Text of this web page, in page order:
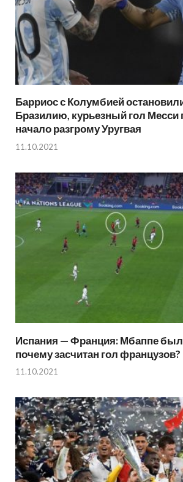
Барриос с Колумбией
Бразилию, курьезный гол Месси
начало разгрому Уругвая
11.10.2021
Испания — Франция: Мбаппе
почему засчитан гол французов?
11.10.2021